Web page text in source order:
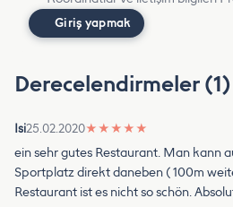
Giriş yapmak
Derecelendirmeler (1)
Isi25.02.2020★ ★ ★ ★ ★
ein sehr gutes Restaurant. Man kann
Sportplatz direkt daneben ( 100m
Restaurant ist es nicht so schön.